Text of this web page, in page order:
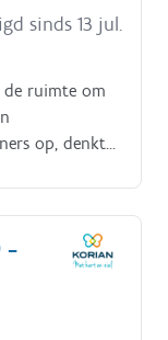
familie en
in hun
van zorg.
sinds 13 jul.
de ruimte om
op, denkt
Je
de geldende
-